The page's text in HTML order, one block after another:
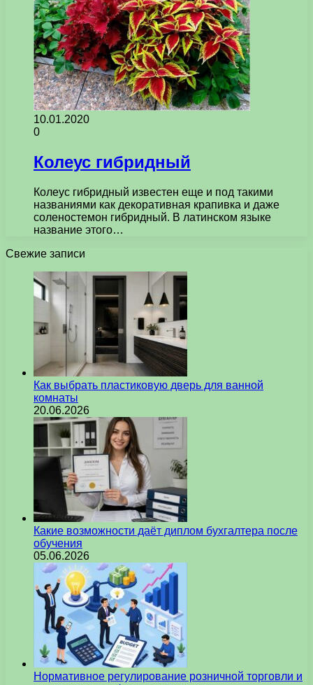
10.01.2020
0
Колеус гибридный
Колеус гибридный известен еще и под такими
названиями как декоративная крапивка и даже
соленостемон гибридный. В латинском языке
название этого…
Свежие записи
Как выбрать пластиковую дверь для ванной
комнаты
20.06.2026
Какие возможности даёт диплом бухгалтера после
обучения
05.06.2026
Нормативное регулирование розничной торговли и